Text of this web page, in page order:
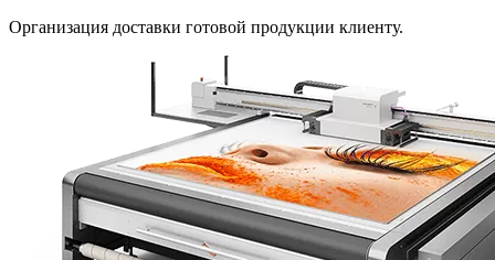
Организация доставки готовой продукции клиенту.